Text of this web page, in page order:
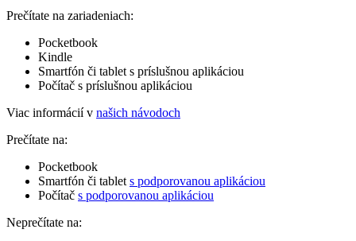
Prečítate na zariadeniach:
Pocketbook
Kindle
Smartfón či tablet s príslušnou aplikáciou
Počítač s príslušnou aplikáciou
Viac informácií v našich návodoch
Prečítate na:
Pocketbook
Smartfón či tablet s podporovanou aplikáciou
Počítač s podporovanou aplikáciou
Neprečítate na: